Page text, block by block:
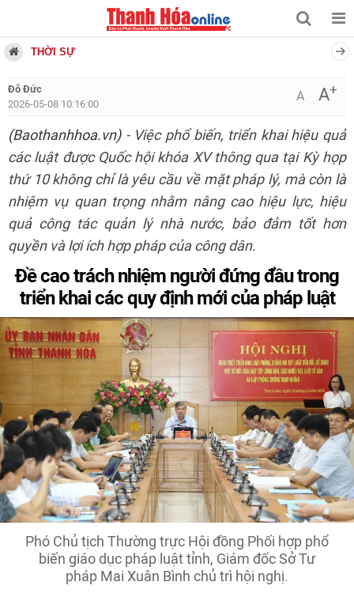
THỜI SỰ
Đỗ Đức
2026-05-08 10:16:00
A A+
(Baothanhhoa.vn)- Việc phổ biến, triển khai hiệu quả
các luật được Quốc hội khóa XV thông qua tại Kỳ họp
thứ 10 không chỉ là yêu cầu về mặt pháp lý, mà còn là
nhiệm vụ quan trọng nhằm nâng cao hiệu lực, hiệu
quả công tác quản lý nhà nước, bảo đảm tốt hơn
quyền và lợi ích hợp pháp của công dân.
Đề cao trách nhiệm người đứng đầu trong
triển khai các quy định mới của pháp luật
Phó Chủ tịch Thường trực Hội đồng Phối hợp phổ
biến giáo dục pháp luật tỉnh, Giám đốc Sở Tư
pháp Mai Xuân Bình chủ trì hội nghị.